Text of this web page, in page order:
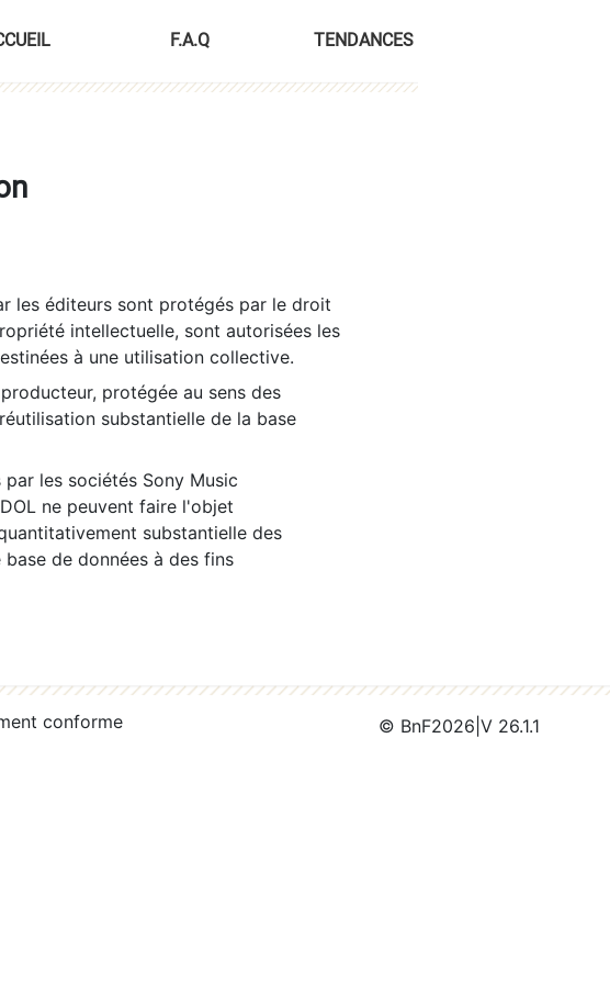
F.A.Q TENDANCES
les éditeurs sont protégés par le droit
intellectuelle, sont autorisées les
à une utilisation collective.
protégée au sens des
substantielle de la base
les sociétés Sony Music
ne peuvent faire l'objet
substantielle des
de données à des fins
conforme © BnF2026 V 26.1.1